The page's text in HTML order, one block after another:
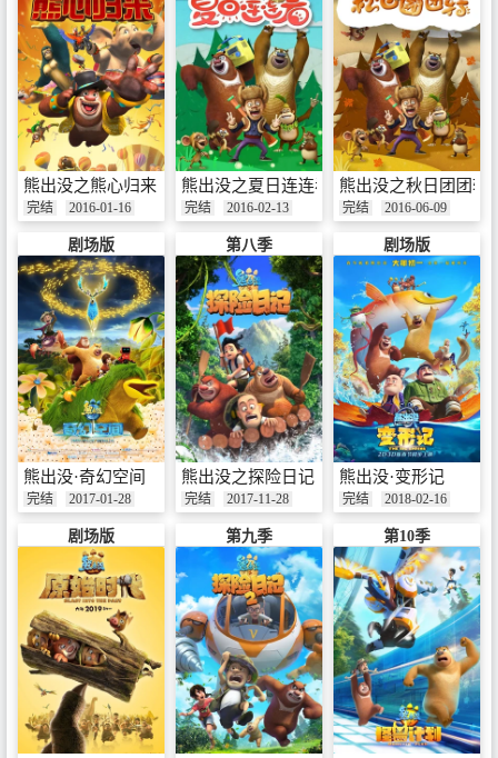
熊出没之熊心归来
完结 2016-01-16
熊出没之夏日连连看
完结 2016-02-13
熊出没之秋日团团转
完结 2016-06-09
剧场版
熊出没·奇幻空间
完结 2017-01-28
第八季
熊出没之探险日记
完结 2017-11-28
剧场版
熊出没·变形记
完结 2018-02-16
剧场版 第九季 第10季